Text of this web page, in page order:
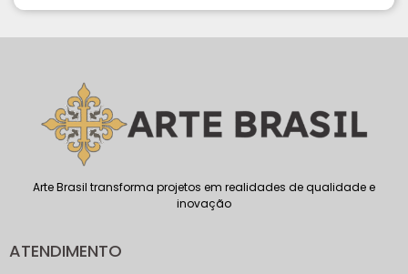
Arte Brasil transforma projetos em realidades de qualidade e
inovação
ATENDIMENTO